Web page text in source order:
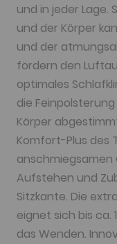
und in jeder Lage.
und der Körper
und der
fördern den
optimales
die
Körper
Komfort-Plus des
anschmiegsamen
Aufstehen und
Sitzkante. Die
eignet sich bis ca.
das Wenden.